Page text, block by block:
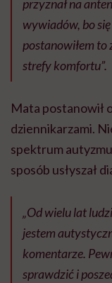
przyznał na
wywiadów, bo
postanowiłem to
strefy komfortu”.
Mata postanowił
dziennikarzami.
spektrum
sposób usłyszał
„Od wielu lat
jestem
komentarze.
sprawdzić i